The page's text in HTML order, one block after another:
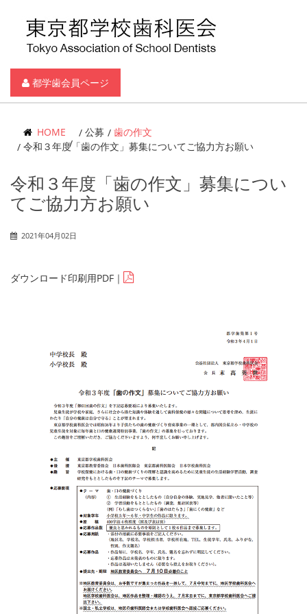
都学歯会員ページ
HOME 公募
歯の作文
令和３年度「歯の作文」募集についてご協力方お願い
令和３年度「歯の作文」募集につい
てご協力方お願い
2021年04月02日
ダウンロード印刷用PDF｜